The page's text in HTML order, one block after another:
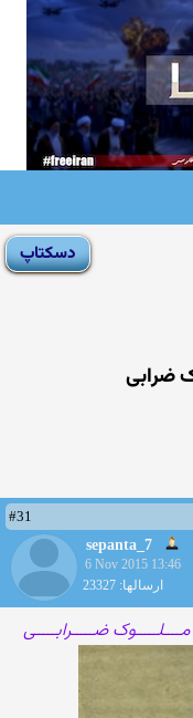
#31
sepanta_7
6 Nov 2015 13:46
ارسالها: 23327
مــــلـــــوک ضـــــرابـــــی